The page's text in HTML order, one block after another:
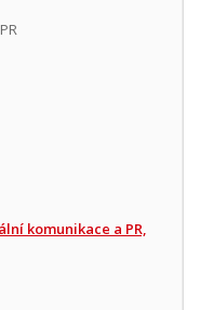
komunikace a PR,